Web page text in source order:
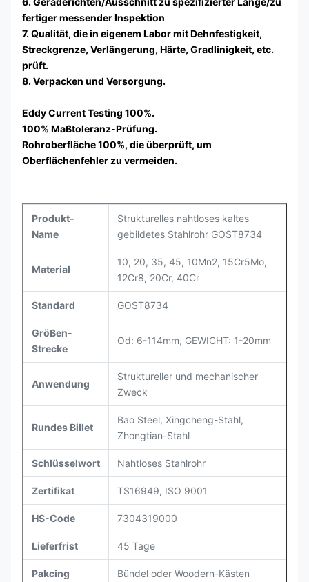
fertiger messender Inspektion
7. Qualität, die in eigenem Labor mit Dehnfestigkeit,
Streckgrenze, Verlängerung, Härte, Gradlinigkeit, etc.
prüft.
8. Verpacken und Versorgung.
Eddy Current Testing 100%.
100% Maßtoleranz-Prüfung.
Rohroberfläche 100%, die überprüft, um
Oberflächenfehler zu vermeiden.
Produkt-
Name
Strukturelles nahtloses kaltes
gebildetes Stahlrohr GOST8734
Material
10, 20, 35, 45, 10Mn2, 15Cr5Mo,
12Cr8, 20Cr, 40Cr
Standard GOST8734
Größen-
Strecke
Od: 6-114mm, GEWICHT: 1-20mm
Anwendung
Struktureller und mechanischer
Zweck
Rundes Billet
Bao Steel, Xingcheng-Stahl,
Zhongtian-Stahl
Schlüsselwort Nahtloses Stahlrohr
Zertifikat TS16949, ISO 9001
HS-Code 7304319000
Lieferfrist 45 Tage
Pakcing Bündel oder Woodern-Kästen